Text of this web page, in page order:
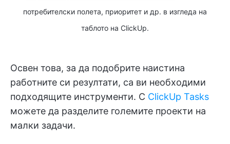
потребителски полета, приоритет и др. в изгледа на
таблото на ClickUp.
Освен това, за да подобрите наистина
работните си резултати, са ви необходими
подходящите инструменти. С ClickUp Tasks
можете да разделите големите проекти на
малки задачи.